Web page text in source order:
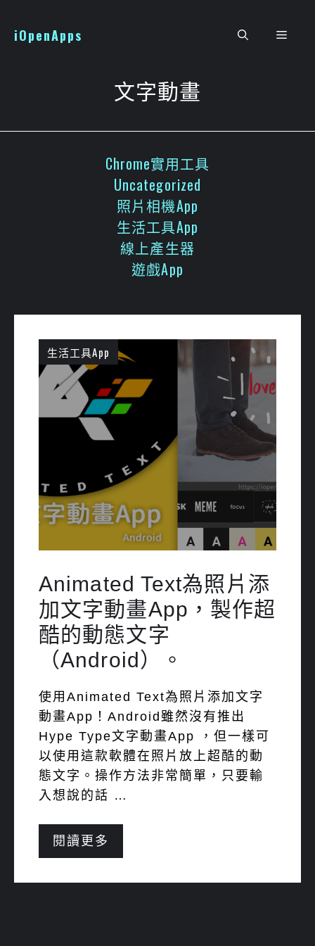
iOpenApps 選
文字動畫
Chrome實用工具
Uncategorized
照片相機App
生活工具App
線上產生器
遊戲App
生活工具App
Animated Text為照片添
加文字動畫App，製作超
酷的動態文字
（Android）。
使用Animated Text為照片添加文字
動畫App！Android雖然沒有推出
Hype Type文字動畫App ，但一樣可
以使用這款軟體在照片放上超酷的動
態文字。操作方法非常簡單，只要輸
入想說的話 …
閱讀更多